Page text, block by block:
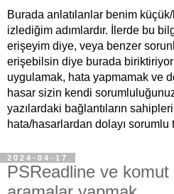
Burada anlatılanlar benim
izlediğim adımlardır. İlerde bu
erişeyim diye, veya benzer
erişebilsin diye burada
uygulamak, hata yapmamak ve
hasar sizin kendi
yazılardaki bağlantıların
hata/hasarlardan dolayı sorumlu
2024-04-17
PSReadline ve